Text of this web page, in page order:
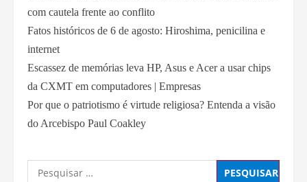
com cautela frente ao conflito
Fatos históricos de 6 de agosto: Hiroshima, penicilina e
internet
Escassez de memórias leva HP, Asus e Acer a usar chips
da CXMT em computadores | Empresas
Por que o patriotismo é virtude religiosa? Entenda a visão
do Arcebispo Paul Coakley